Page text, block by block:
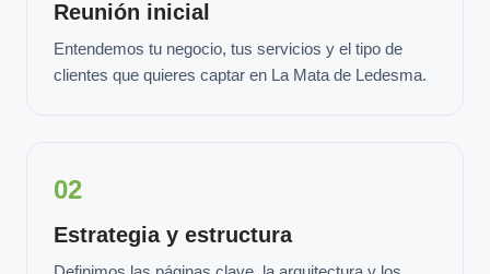
Reunión inicial
Entendemos tu negocio, tus servicios y el tipo de
clientes que quieres captar en La Mata de Ledesma.
02
Estrategia y estructura